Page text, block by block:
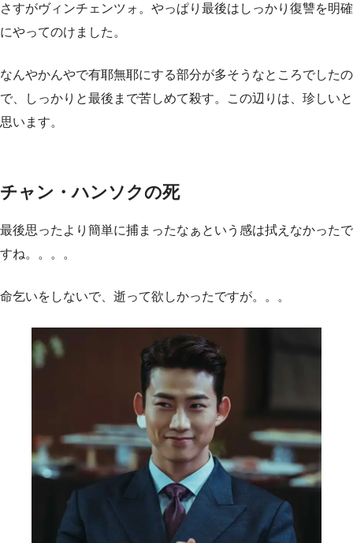
さすがヴィンチェンツォ。やっぱり最後はしっかり復讐を明確
にやってのけました。
なんやかんやで有耶無耶にする部分が多そうなところでしたの
で、しっかりと最後まで苦しめて殺す。この辺りは、珍しいと
思います。
チャン・ハンソクの死
最後思ったより簡単に捕まったなぁという感は拭えなかったで
すね。。。。
命乞いをしないで、逝って欲しかったですが。。。